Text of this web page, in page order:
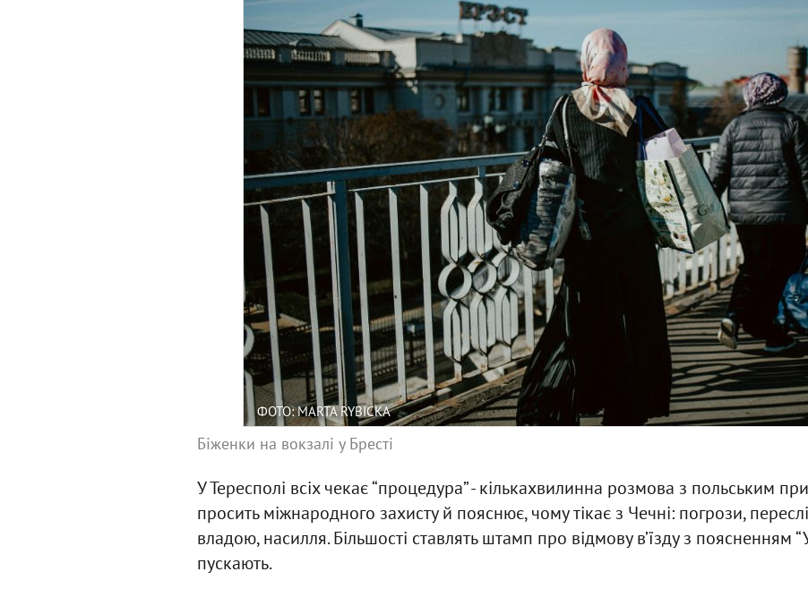
ФОТО: MARTA RYBICKA
Біженки на вокзалі у Бресті
У Тересполі всіх чекає “процедура” - кількахвилинна розмова з польським
просить міжнародного захисту й пояснює, чому тікає з Чечні: погрози,
владою, насилля. Більшості ставлять штамп про відмову в’їзду з поясненням
пускають.